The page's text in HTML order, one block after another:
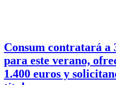
Consum contratará a
para este verano,
1.400 euros y